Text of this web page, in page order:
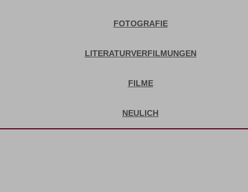
FOTOGRAFIE
LITERATURVERFILMUNGEN
FILME
NEULICH